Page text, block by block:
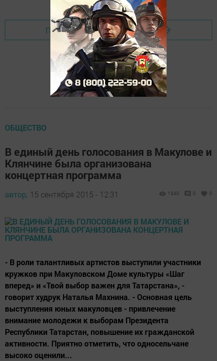
Перейти на страницу новости
ОБЩЕСТВО
В единый день голосования в Макулове и
Клянчине была организована
концертная программа
автор, 15 сентября 2015 - 12:31 1340 0 0
- В роли талантливых артистов выступили участники
кружков при Макуловском Доме культуры «Шаг
вперед» и «Твой выбор важен для Татарстана», -
говорит худрук Наталья Махнина. - Основная цель
выступления юных макуловцев - привлечение
внимание молодежи к выборам Президента
Республики Татарстан, повышение их гражданской
активности. Приятно отметить, что односельчане
высоко оценили...